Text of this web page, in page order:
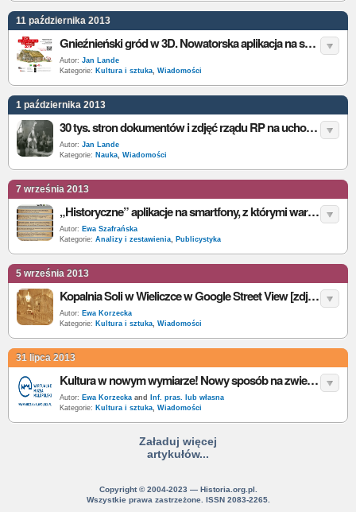
11 października 2013
Gnieźnieński gród w 3D. Nowatorska aplikacja na smartfony
Autor: Jan Lande
Kategorie: Kultura i sztuka, Wiadomości
1 października 2013
30 tys. stron dokumentów i zdjęć rządu RP na uchodźstwie dostępne w internecie
Autor: Jan Lande
Kategorie: Nauka, Wiadomości
7 września 2013
„Historyczne” aplikacje na smartfony, z którymi warto się zapoznać
Autor: Ewa Szafrańska
Kategorie: Analizy i zestawienia, Publicystyka
5 września 2013
Kopalnia Soli w Wieliczce w Google Street View [zdjęcia]
Autor: Ewa Korzecka
Kategorie: Kultura i sztuka, Wiadomości
31 lipca 2013
Kultura w nowym wymiarze! Nowy sposób na zwiedzanie małopolskich muzeów
Autor: Ewa Korzecka and
Inf. pras. lub własna
Kategorie: Kultura i sztuka, Wiadomości
Załaduj więcej
artykułów...
Copyright © 2004-2023 — Historia.org.pl.
Wszystkie prawa zastrzeżone. ISSN 2083-2265.